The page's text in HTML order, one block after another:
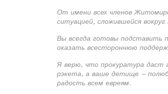
От имени всех членов
ситуацией, сложившейся
Вы всегда готовы подставить
оказать всестороннюю
Я верю, что прокуратура даст
рэкета, а ваше детище –
радость всем евреям.